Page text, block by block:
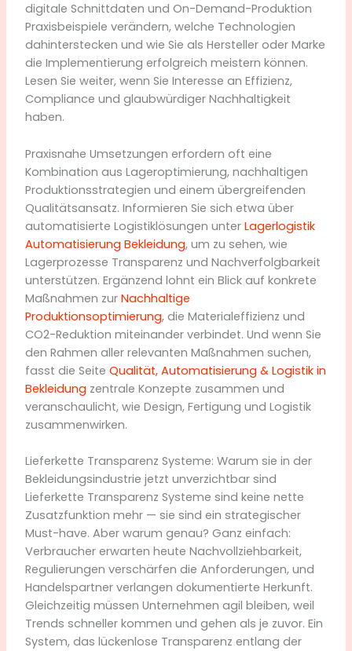
digitale Schnittdaten und On-Demand-Produktion
Praxisbeispiele verändern, welche Technologien
dahinterstecken und wie Sie als Hersteller oder Marke
die Implementierung erfolgreich meistern können.
Lesen Sie weiter, wenn Sie Interesse an Effizienz,
Compliance und glaubwürdiger Nachhaltigkeit
haben.
Praxisnahe Umsetzungen erfordern oft eine
Kombination aus Lageroptimierung, nachhaltigen
Produktionsstrategien und einem übergreifenden
Qualitätsansatz. Informieren Sie sich etwa über
automatisierte Logistiklösungen unter Lagerlogistik
Automatisierung Bekleidung, um zu sehen, wie
Lagerprozesse Transparenz und Nachverfolgbarkeit
unterstützen. Ergänzend lohnt ein Blick auf konkrete
Maßnahmen zur Nachhaltige
Produktionsoptimierung, die Materialeffizienz und
CO2-Reduktion miteinander verbindet. Und wenn Sie
den Rahmen aller relevanten Maßnahmen suchen,
fasst die Seite Qualität, Automatisierung & Logistik in
Bekleidung zentrale Konzepte zusammen und
veranschaulicht, wie Design, Fertigung und Logistik
zusammenwirken.
Lieferkette Transparenz Systeme: Warum sie in der
Bekleidungsindustrie jetzt unverzichtbar sind
Lieferkette Transparenz Systeme sind keine nette
Zusatzfunktion mehr — sie sind ein strategischer
Must-have. Aber warum genau? Ganz einfach:
Verbraucher erwarten heute Nachvollziehbarkeit,
Regulierungen verschärfen die Anforderungen, und
Handelspartner verlangen dokumentierte Herkunft.
Gleichzeitig müssen Unternehmen agil bleiben, weil
Trends schneller kommen und gehen als je zuvor. Ein
System, das lückenlose Transparenz entlang der